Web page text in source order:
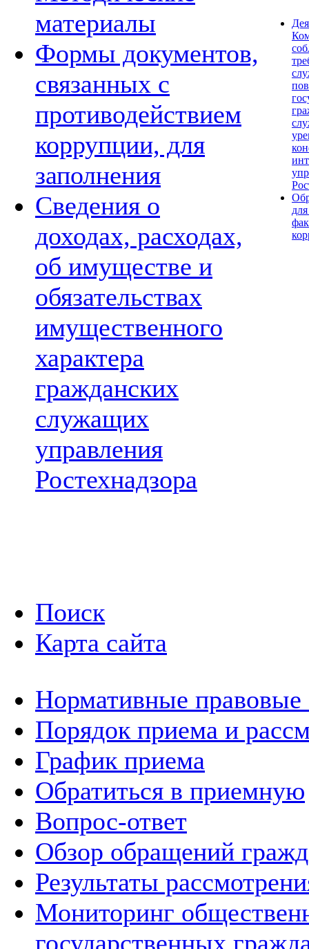
материалы
Формы документов,
связанных с
противодействием
коррупции, для
заполнения
Сведения о
доходах, расходах,
об имуществе и
обязательствах
имущественного
характера
гражданских
служащих
управления
Ростехнадзора
Поиск
Карта сайта
Нормативные правовые
Порядок приема и
График приема
Обратиться в приемную
Вопрос-ответ
Обзор обращений
Результаты
Мониторинг
государственных